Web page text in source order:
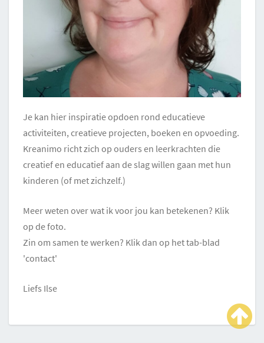
Je kan hier inspiratie opdoen rond educatieve
activiteiten, creatieve projecten, boeken en opvoeding.
Kreanimo richt zich op ouders en leerkrachten die
creatief en educatief aan de slag willen gaan met hun
kinderen (of met zichzelf.)
Meer weten over wat ik voor jou kan betekenen? Klik
op de foto.
Zin om samen te werken? Klik dan op het tab-blad
'contact'
Liefs Ilse